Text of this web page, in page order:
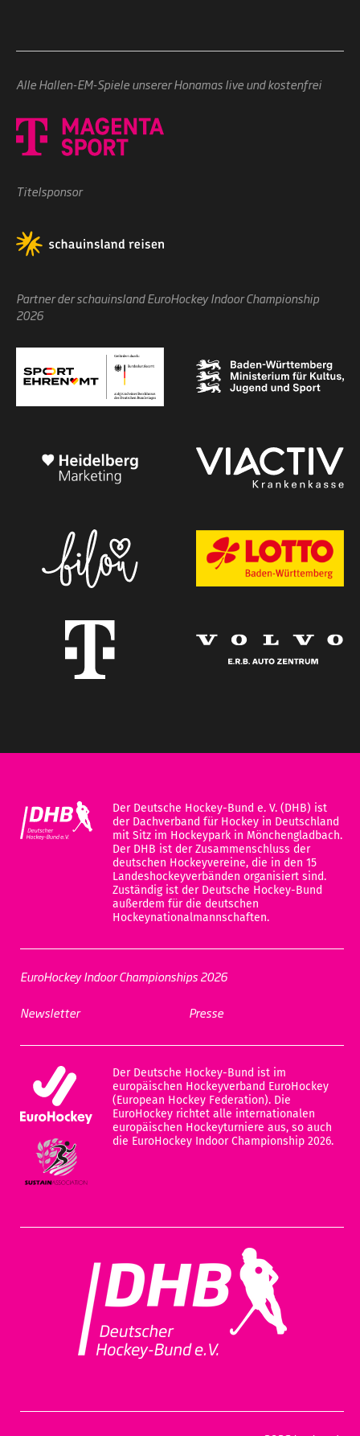
Alle Hallen-EM-Spiele unserer Honamas live und kostenfrei
Titelsponsor
Partner der schauinsland EuroHockey Indoor Championship
2026
Der Deutsche Hockey-Bund e. V. (DHB) ist
der Dachverband für Hockey in Deutschland
mit Sitz im Hockeypark in Mönchengladbach.
Der DHB ist der Zusammenschluss der
deutschen Hockeyvereine, die in den 15
Landeshockeyverbänden organisiert sind.
Zuständig ist der Deutsche Hockey-Bund
außerdem für die deutschen
Hockeynationalmannschaften.
EuroHockey Indoor Championships 2026
Newsletter Presse
Der Deutsche Hockey-Bund ist im
europäischen Hockeyverband EuroHockey
(European Hockey Federation). Die
EuroHockey richtet alle internationalen
europäischen Hockeyturniere aus, so auch
die EuroHockey Indoor Championship 2026.